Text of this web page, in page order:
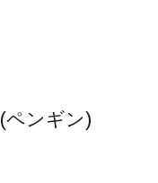
ペンギン)